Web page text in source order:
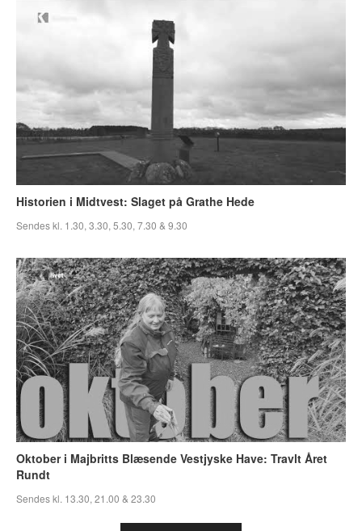
Historien i Midtvest: Slaget på Grathe Hede
Sendes kl. 1.30, 3.30, 5.30, 7.30 & 9.30
Oktober i Majbritts Blæsende Vestjyske Have: Travlt Året
Rundt
Sendes kl. 13.30, 21.00 & 23.30